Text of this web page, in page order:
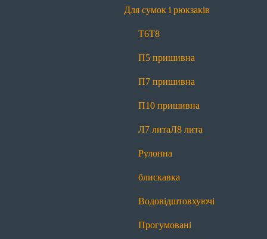
Для сумок і рюкзаків
Т6Т8
П5 пришивна
П7 пришивна
П10 пришивна
Л7 литаЛ8 лита
Рулонна
блискавка
Водовідштовхуючі
Прогумовані
Водовідштовхуючі Прогумовані
Світловідбиваючі
Т8
Рулонна блискавка Водовідштовхуючі
Світловідбиваючі
Рулонна блискавка
П5 пришивна П7 пришивна